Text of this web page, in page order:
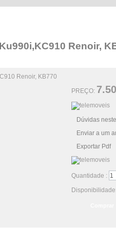
Renoir,
PREÇO:
Dúvidas
Enviar a um
Exportar Pdf
Quantidade :
Disponibilidade: